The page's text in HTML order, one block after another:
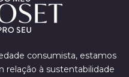
consumista, estamos
relação à sustentabilidade